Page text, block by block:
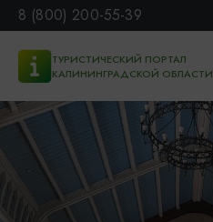
8 (800) 200-55-39
ТУРИСТИЧЕСКИЙ ПОРТАЛ
КАЛИНИНГРАДСКОЙ ОБЛАСТИ